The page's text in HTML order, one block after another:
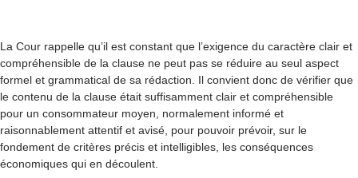
La Cour rappelle qu’il est constant que l’exigence du caractère clair et
compréhensible de la clause ne peut pas se réduire au seul aspect
formel et grammatical de sa rédaction. Il convient donc de vérifier que
le contenu de la clause était suffisamment clair et compréhensible
pour un consommateur moyen, normalement informé et
raisonnablement attentif et avisé, pour pouvoir prévoir, sur le
fondement de critères précis et intelligibles, les conséquences
économiques qui en découlent.